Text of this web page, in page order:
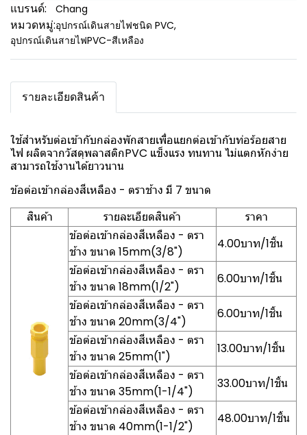
แบรนด์:
Chang
หมวดหมู่:อุปกรณ์เดินสายไฟชนิด PVC,
อุปกรณ์เดินสายไฟPVC-สีเหลือง
รายละเอียดสินค้า
ใช้สำหรับต่อเข้ากับกล่องพักสายเพื่อแยกต่อเข้ากับท่อร้อยสาย
ไฟ ผลิตจากวัสดุพลาสติกPVC แข็งแรง ทนทาน ไม่แตกหักง่าย
สามารถใช้งานได้ยาวนาน
ข้อต่อเข้ากล่องสีเหลือง - ตราช้าง มี 7 ขนาด
สินค้า
รายละเอียดสินค้า
ราคา
ข้อต่อเข้ากล่องสีเหลือง - ตรา
ช้าง ขนาด 15mm(3/8")
4.00บาท/1ชิ้น
ข้อต่อเข้ากล่องสีเหลือง - ตรา
ช้าง ขนาด 18mm(1/2")
6.00บาท/1ชิ้น
ข้อต่อเข้ากล่องสีเหลือง - ตรา
ช้าง ขนาด 20mm(3/4")
6.00บาท/1ชิ้น
ข้อต่อเข้ากล่องสีเหลือง - ตรา
ช้าง ขนาด 25mm(1")
13.00บาท/1ชิ้น
ข้อต่อเข้ากล่องสีเหลือง - ตรา
ช้าง ขนาด 35mm(1-1/4")
33.00บาท/1ชิ้น
ข้อต่อเข้ากล่องสีเหลือง - ตรา
ช้าง ขนาด 40mm(1-1/2")
48.00บาท/1ชิ้น